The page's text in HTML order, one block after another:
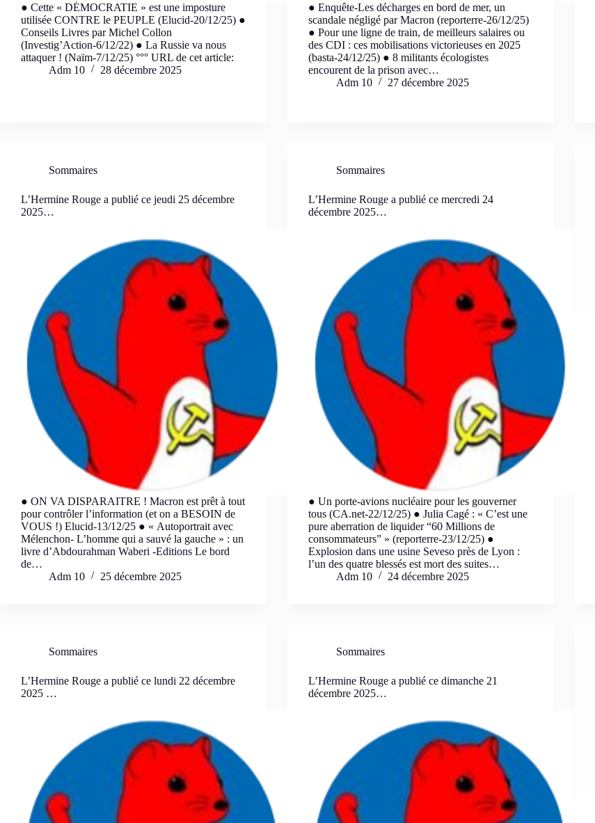
● Cette « DÉMOCRATIE » est une imposture
utilisée CONTRE le PEUPLE (Elucid-20/12/25) ●
Conseils Livres par Michel Collon
(Investig’Action-6/12/22) ● La Russie va nous
attaquer ! (Naïm-7/12/25) °°° URL de cet article:
Adm 10
28 décembre 2025
● Enquête-Les décharges en bord de mer, un
scandale négligé par Macron (reporterre-26/12/25)
● Pour une ligne de train, de meilleurs salaires ou
des CDI : ces mobilisations victorieuses en 2025
(basta-24/12/25) ● 8 militants écologistes
encourent de la prison avec…
Adm 10
27 décembre 2025
Sommaires
L’Hermine Rouge a publié ce jeudi 25 décembre
2025…
● ON VA DISPARAITRE ! Macron est prêt à tout
pour contrôler l’information (et on a BESOIN de
VOUS !) Elucid-13/12/25 ● « Autoportrait avec
Mélenchon- L’homme qui a sauvé la gauche » : un
livre d’Abdourahman Waberi -Editions Le bord
de…
Adm 10
25 décembre 2025
Sommaires
L’Hermine Rouge a publié ce mercredi 24
décembre 2025…
● Un porte-avions nucléaire pour les gouverner
tous (CA.net-22/12/25) ● Julia Cagé : « C’est une
pure aberration de liquider “60 Millions de
consommateurs” » (reporterre-23/12/25) ●
Explosion dans une usine Seveso près de Lyon :
l’un des quatre blessés est mort des suites…
Adm 10
24 décembre 2025
Sommaires
L’Hermine Rouge a publié ce lundi 22 décembre
2025 …
Sommaires
L’Hermine Rouge a publié ce dimanche 21
décembre 2025…